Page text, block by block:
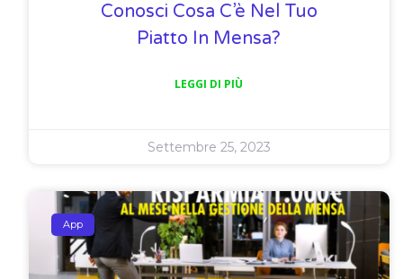
Conosci Cosa C’è Nel Tuo
Piatto In Mensa?
LEGGI DI PIÙ
Settembre 25, 2023
App